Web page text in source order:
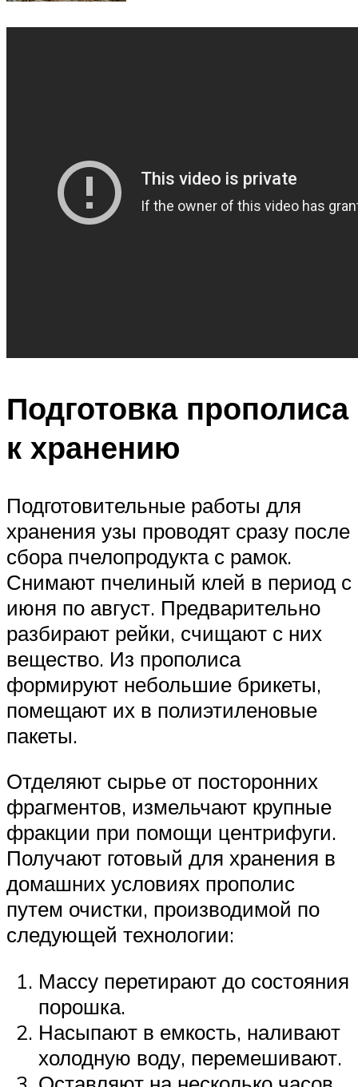
Подготовка прополиса
к хранению
Подготовительные работы для
хранения узы проводят сразу после
сбора пчелопродукта с рамок.
Снимают пчелиный клей в период с
июня по август. Предварительно
разбирают рейки, счищают с них
вещество. Из прополиса
формируют небольшие брикеты,
помещают их в полиэтиленовые
пакеты.
Отделяют сырье от посторонних
фрагментов, измельчают крупные
фракции при помощи центрифуги.
Получают готовый для хранения в
домашних условиях прополис
путем очистки, производимой по
следующей технологии:
Массу перетирают до состояния
порошка.
Насыпают в емкость, наливают
холодную воду, перемешивают.